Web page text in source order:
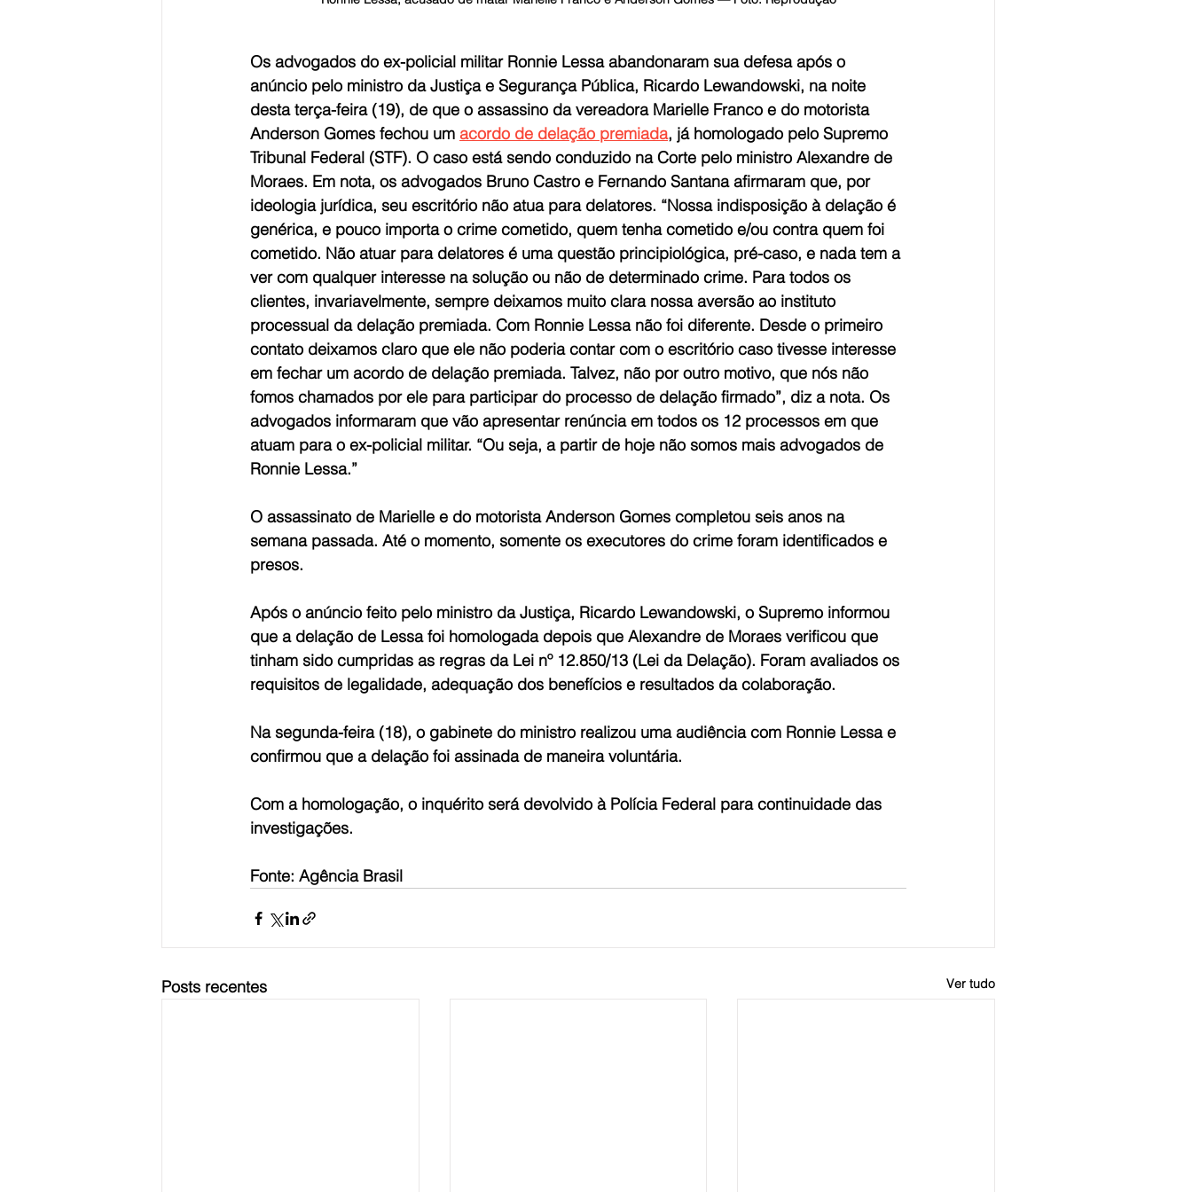
Os advogados do ex-policial militar Ronnie Lessa abandonaram sua defesa após o
anúncio pelo ministro da Justiça e Segurança Pública, Ricardo Lewandowski, na noite
desta terça-feira (19), de que o assassino da vereadora Marielle Franco e do motorista
Anderson Gomes fechou um acordo de delação premiada, já homologado pelo Supremo
Tribunal Federal (STF). O caso está sendo conduzido na Corte pelo ministro Alexandre de
Moraes. Em nota, os advogados Bruno Castro e Fernando Santana afirmaram que, por
ideologia jurídica, seu escritório não atua para delatores. “Nossa indisposição à delação é
genérica, e pouco importa o crime cometido, quem tenha cometido e/ou contra quem foi
cometido. Não atuar para delatores é uma questão principiológica, pré-caso, e nada tem a
ver com qualquer interesse na solução ou não de determinado crime. Para todos os
clientes, invariavelmente, sempre deixamos muito clara nossa aversão ao instituto
processual da delação premiada. Com Ronnie Lessa não foi diferente. Desde o primeiro
contato deixamos claro que ele não poderia contar com o escritório caso tivesse interesse
em fechar um acordo de delação premiada. Talvez, não por outro motivo, que nós não
fomos chamados por ele para participar do processo de delação firmado”, diz a nota. Os
advogados informaram que vão apresentar renúncia em todos os 12 processos em que
atuam para o ex-policial militar. “Ou seja, a partir de hoje não somos mais advogados de
Ronnie Lessa.”
O assassinato de Marielle e do motorista Anderson Gomes completou seis anos na
semana passada. Até o momento, somente os executores do crime foram identificados e
presos.
Após o anúncio feito pelo ministro da Justiça, Ricardo Lewandowski, o Supremo informou
que a delação de Lessa foi homologada depois que Alexandre de Moraes verificou que
tinham sido cumpridas as regras da Lei nº 12.850/13 (Lei da Delação). Foram avaliados os
requisitos de legalidade, adequação dos benefícios e resultados da colaboração.
Na segunda-feira (18), o gabinete do ministro realizou uma audiência com Ronnie Lessa e
confirmou que a delação foi assinada de maneira voluntária.
Com a homologação, o inquérito será devolvido à Polícia Federal para continuidade das
investigações.
Fonte: Agência Brasil
Posts recentes Ver tudo